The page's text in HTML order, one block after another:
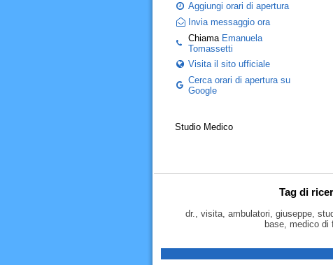
Aggiungi orari di apertura
Invia messaggio ora
Chiama Emanuela
Tomassetti
Visita il sito ufficiale
Cerca orari di apertura su
Google
Studio Medico
Tag di
dr., visita, ambulatori, giuseppe,
base, medico